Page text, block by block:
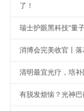
了！
瑞士护眼黑科技“量
消博会完美收官丨
清明最宜光疗，培
有脱发烦恼？光神巴